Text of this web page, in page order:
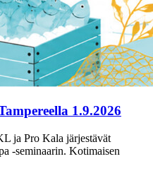
1.9.2026
ja Pro Kala järjestävät
-seminaarin. Kotimaisen